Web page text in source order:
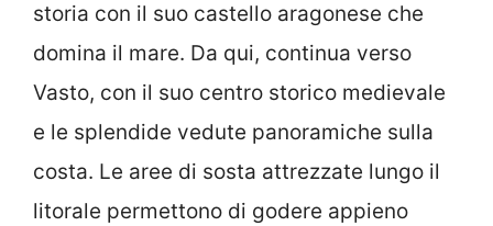
storia con il suo castello aragonese che
domina il mare. Da qui, continua verso
Vasto, con il suo centro storico medievale
e le splendide vedute panoramiche sulla
costa. Le aree di sosta attrezzate lungo il
litorale permettono di godere appieno